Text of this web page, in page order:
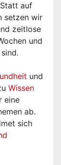
auf
setzen wir
zeitlose
und
und
Wissen
eine
ab.
sich